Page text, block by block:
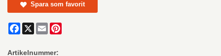
Spara som favorit
Facebook
X Email
Artikelnummer: